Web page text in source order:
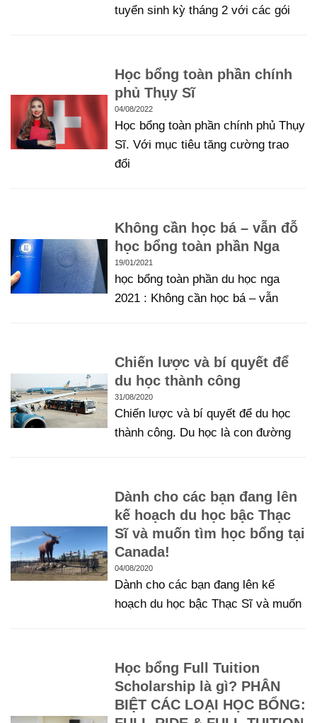
tuyển sinh kỳ tháng 2 với các gói
Học bổng toàn phần chính
phủ Thụy Sĩ
04/08/2022
Học bổng toàn phần chính phủ Thụy
Sĩ. Với mục tiêu tăng cường trao
đổi
Không cần học bá – vẫn đỗ
học bổng toàn phần Nga
19/01/2021
học bổng toàn phần du học nga
2021 : Không cần học bá – vẫn
Chiến lược và bí quyết để
du học thành công
31/08/2020
Chiến lược và bí quyết để du học
thành công. Du học là con đường
Dành cho các bạn đang lên
kế hoạch du học bậc Thạc
Sĩ và muốn tìm học bổng tại
Canada!
04/08/2020
Dành cho các bạn đang lên kế
hoạch du học bậc Thạc Sĩ và muốn
Học bổng Full Tuition
Scholarship là gì? PHÂN
BIỆT CÁC LOẠI HỌC BỔNG: